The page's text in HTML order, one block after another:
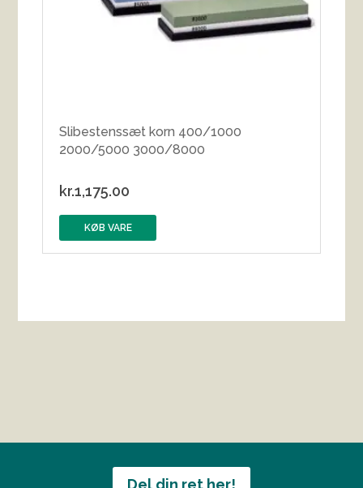
Slibestenssæt korn 400/1000
2000/5000 3000/8000
kr.1,175.00
KØB VARE
Del din ret her!